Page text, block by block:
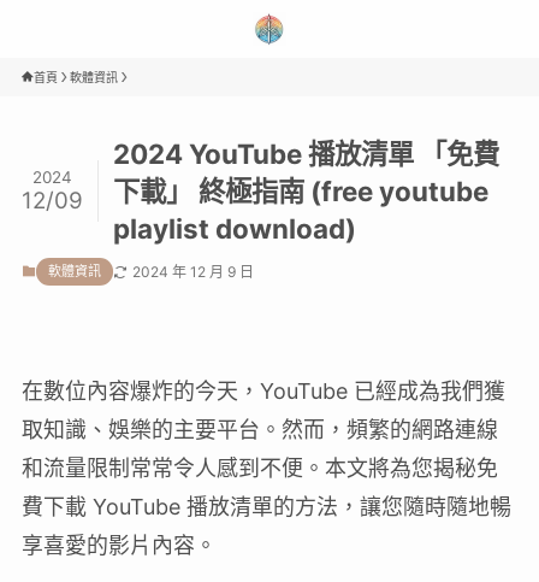
首頁 軟體資訊
2024 YouTube 播放清單 「免費
下載」 終極指南 (free youtube
playlist download)
2024
12/09
軟體資訊 2024 年 12 月 9 日
在數位內容爆炸的今天，YouTube 已經成為我們獲
取知識、娛樂的主要平台。然而，頻繁的網路連線
和流量限制常常令人感到不便。本文將為您揭秘免
費下載 YouTube 播放清單的方法，讓您隨時隨地暢
享喜愛的影片內容。